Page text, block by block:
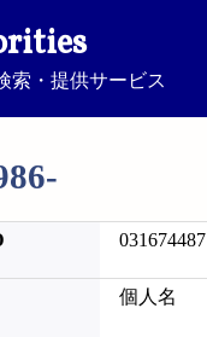
索・提供サービス
031674487
個人名